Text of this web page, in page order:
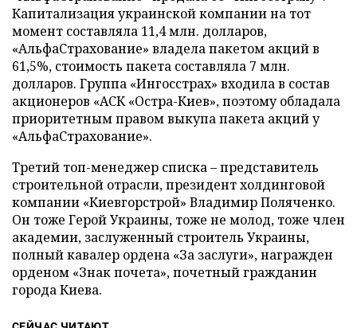
Капитализация украинской компании на тот
момент составляла 11,4 млн. долларов,
«АльфаСтрахование» владела пакетом акций в
61,5%, стоимость пакета составляла 7 млн.
долларов. Группа «Ингосстрах» входила в состав
акционеров «АСК «Остра-Киев», поэтому обладала
приоритетным правом выкупа пакета акций у
«АльфаСтрахование».
Третий топ-менеджер списка – представитель
строительной отрасли, президент холдинговой
компании «Киевгорстрой» Владимир Поляченко.
Он тоже Герой Украины, тоже не молод, тоже член
академии, заслуженный строитель Украины,
полный кавалер ордена «За заслуги», награжден
орденом «Знак почета», почетный гражданин
города Киева.